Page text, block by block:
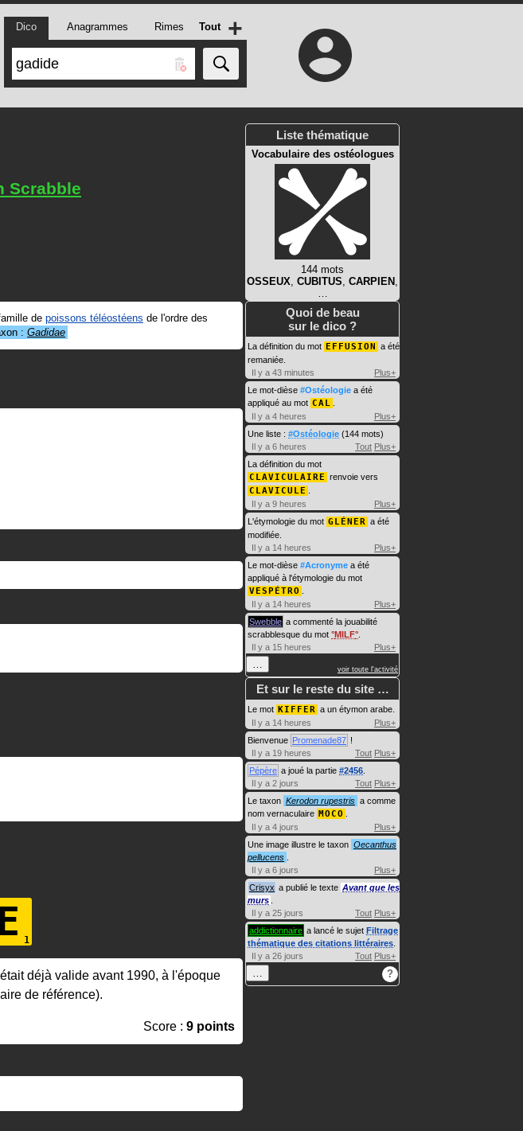
Dico Anagrammes Rimes Tout +
Scrabble
de poissons téléostéens de l'ordre des
: Gadidae
E
déjà valide avant 1990, à l'époque
de référence).
Score : 9 points
Liste thématique
Vocabulaire des ostéologues
144 mots
OSSEUX, CUBITUS, CARPIEN ,
…
Quoi de beau
sur le dico ?
La définition du mot EFFUSION a été
remaniée.
Il y a 43 minutes
Plus+
Le mot-dièse #Ostéologie a été
appliqué au mot CAL
Il y a 4 heures
Plus+
Une liste : #Ostéologie (144 mots)
Il y a 6 heures
Tout Plus+
La définition du mot
CLAVICULAIRE renvoie vers
CLAVICULE
Il y a 9 heures
Plus+
L'étymologie du mot GLÉNER a été
modifiée.
Il y a 14 heures
Plus+
Le mot-dièse #Acronyme a été
appliqué à l'étymologie du mot
VESPÉTRO
Il y a 14 heures
Plus+
Swebble a commenté la jouabilité
scrabblesque du mot MILF
Il y a 15 heures
Plus+
… voir toute l'activité
Et sur le reste du site …
Le mot KIFFER a un étymon arabe.
Il y a 14 heures
Plus+
Bienvenue Promenade87 !
Il y a 19 heures
Tout Plus+
Pépère a joué la partie #2456
Il y a 2 jours
Tout Plus+
Le taxon Kerodon rupestris a comme
nom vernaculaire MOCO
Il y a 4 jours
Plus+
Une image illustre le taxon Oecanthus
pellucens
Il y a 6 jours
Plus+
Crisyx a publié le texte Avant que les
murs
Il y a 25 jours
Tout Plus+
addictionnaire a lancé le sujet Filtrage
thématique des citations littéraires
Il y a 26 jours
Tout Plus+
… ?